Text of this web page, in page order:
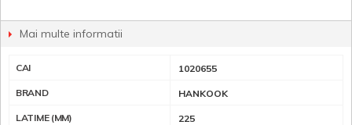
Mai multe informatii
CAI 1020655
BRAND HANKOOK
LATIME (MM) 225